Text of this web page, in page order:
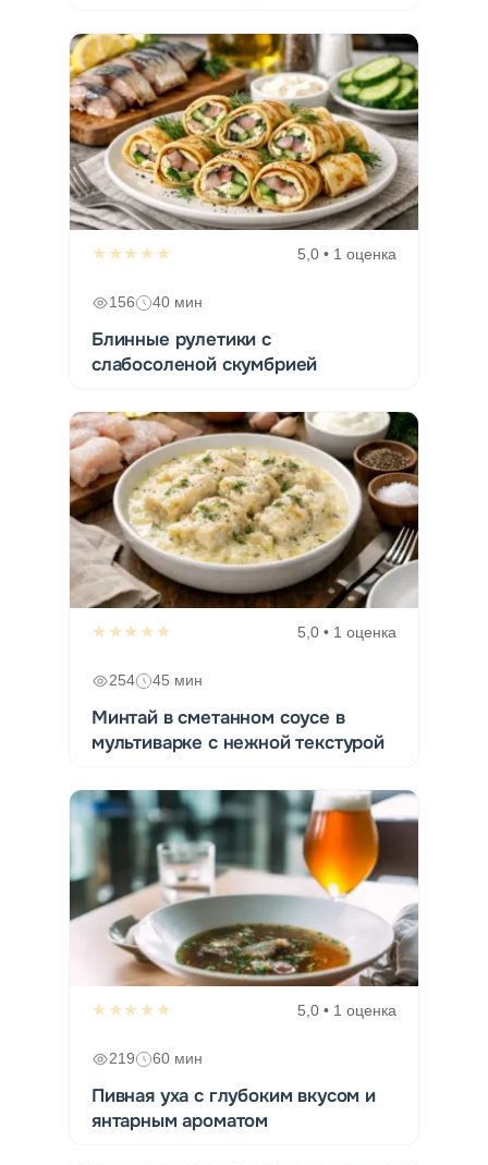
★★★★★ 5,0 • 1 оценка
156 40 мин
Блинные рулетики с
слабосоленой скумбрией
★★★★★ 5,0 • 1 оценка
254 45 мин
Минтай в сметанном соусе в
мультиварке с нежной текстурой
★★★★★ 5,0 • 1 оценка
219 60 мин
Пивная уха с глубоким вкусом и
янтарным ароматом